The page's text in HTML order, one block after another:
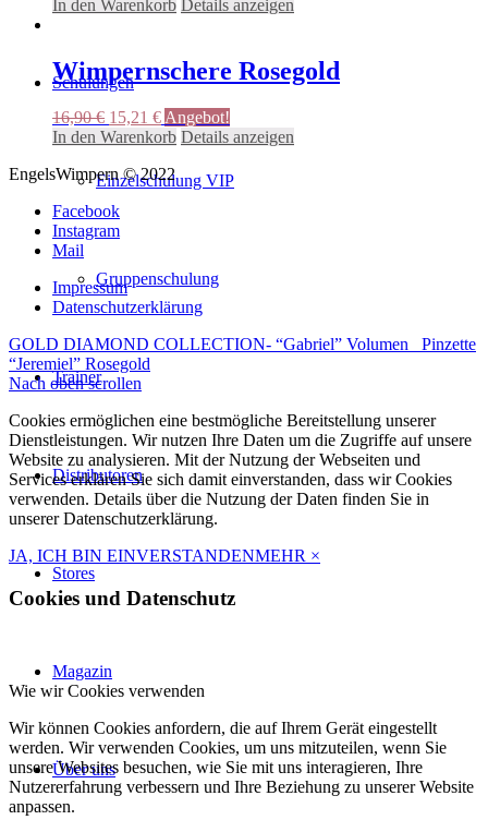
Schulungen
Einzelschulung VIP
Gruppenschulung
Trainer
Distributoren
Stores
Magazin
Über uns
Preis Preis
In den Warenkorb Details anzeigen
Wimpernschere Rosegold
16,90€ Ursprünglicher
Preis
16,90 €
15,21 €Aktueller
Preis
15,21 €.
Angebot!
In den Warenkorb Details anzeigen
EngelsWimpern © 2022
Facebook
Instagram
Mail
Impressum
Datenschutzerklärung
GOLD DIAMOND COLLECTION- “Gabriel” Volumen
Pinzette
“Jeremiel” Rosegold
Nach oben scrollen
Cookies ermöglichen eine bestmögliche Bereitstellung unserer
Dienstleistungen. Wir nutzen Ihre Daten um die Zugriffe auf unsere
Website zu analysieren. Mit der Nutzung der Webseiten und
Services erklären Sie sich damit einverstanden, dass wir Cookies
verwenden. Details über die Nutzung der Daten finden Sie in
unserer Datenschutzerklärung.
JA, ICH BIN EINVERSTANDENMEHR ×
Cookies und Datenschutz
Wie wir Cookies verwenden
Wir können Cookies anfordern, die auf Ihrem Gerät eingestellt
werden. Wir verwenden Cookies, um uns mitzuteilen, wenn Sie
unsere Websites besuchen, wie Sie mit uns interagieren, Ihre
Nutzererfahrung verbessern und Ihre Beziehung zu unserer Website
anpassen.